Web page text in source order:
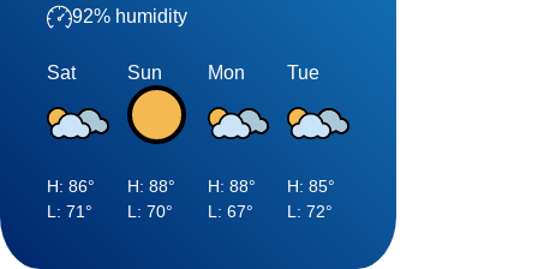
92% humidity
Sat
H: 86°
L: 71 °
Sun
H: 88°
L: 70°
Mon
H: 88°
L: 67°
Tue
H:85°
L:72°